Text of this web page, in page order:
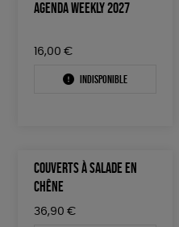
AGENDA WEEKLY 2027
16,00 €
Indisponible
COUVERTS À SALADE EN
CHÊNE
36,90 €